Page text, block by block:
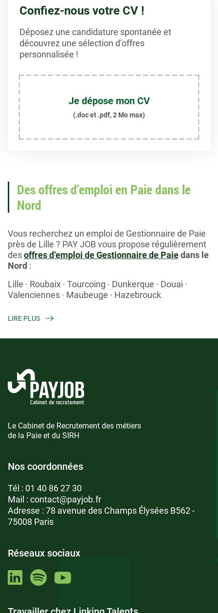
Confiez-nous votre CV !
Déposez une candidature spontanée et
découvrez une sélection d’offres
personnalisée !
Je dépose mon CV
(.doc et .pdf, 2 Mo max)
Des offres d’emploi en Paie dans le
Nord
Vous recherchez un emploi de Gestionnaire de Paie
près de Lille ? PAY JOB vous propose régulièrement
desoffres d’emploi de Gestionnaire de Paiedans le
Nord :
Lille · Roubaix · Tourcoing · Dunkerque · Douai ·
Valenciennes · Maubeuge · Hazebrouck
Plus d’offres de notre cabinet de
également être intéressé(e) par un
Gestionnaire de Paie
en intérim
en Île-de-France
en Auvergne-Rhône-Alpes
Lillevous propose aussi
Vous recherchez un
SIRH.
Vous ne trouvez pas l’offre qui vous convient ? Vous
pouvez créer une alerte et/ou déposer votre CV en
LIRE PLUS
Le Cabinet de Recrutement des métiers
de la Paie et du SIRH
Nos coordonnées
Tél : 01 40 86 27 30
Mail : contact@payjob.fr
Adresse : 78 avenue des Champs Élysées B562 -
75008 Paris
Réseaux sociaux